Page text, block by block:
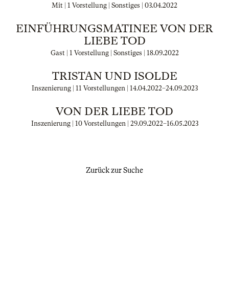
Mit | 1 Vorstellung | Sonstiges | 03.04.2022
EINFÜHRUNGSMATINEE VON DER
LIEBE TOD
Gast | 1 Vorstellung | Sonstiges | 18.09.2022
TRISTAN UND ISOLDE
Inszenierung | 11 Vorstellungen | 14.04.2022–24.09.2023
VON DER LIEBE TOD
Inszenierung | 10 Vorstellungen | 29.09.2022–16.05.2023
Zurück zur Suche